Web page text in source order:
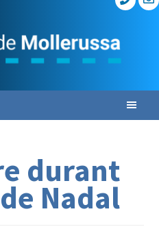
durant
Nadal